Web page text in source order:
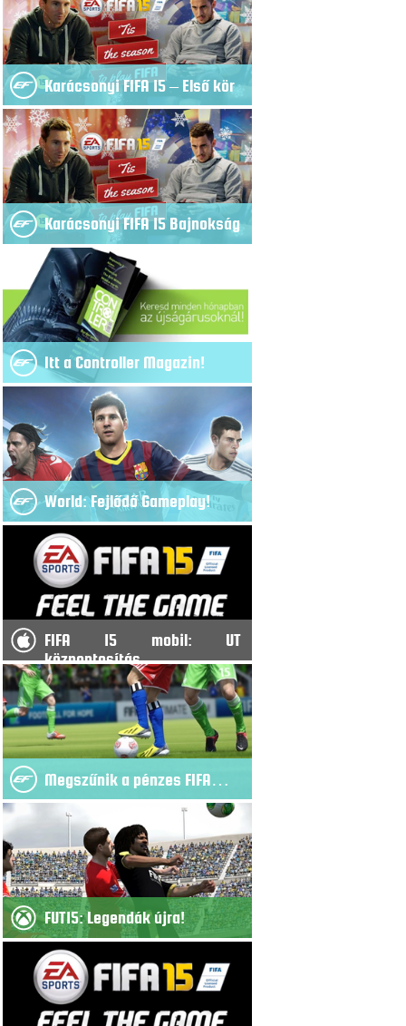
Karácsonyi FIFA 15 – Első kör
Karácsonyi FIFA 15 Bajnokság
Itt a Controller Magazin!
World: Fejlődő Gameplay!
FIFA 15 mobil: UT
központosítás
Megszűnik a pénzes FIFA…
FUT15: Legendák újra!